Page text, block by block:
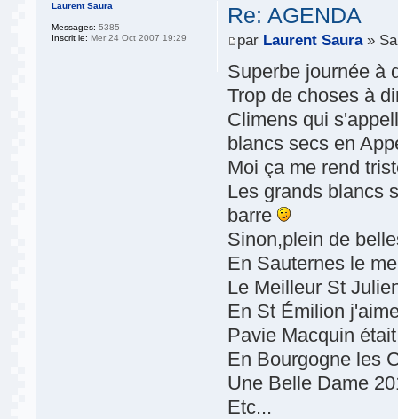
Re: AGENDA
par Laurent Saura»
Superbe journée à
Trop de choses à
Climens qui
blancs secs en
Moi ça me rend
Les grands blancs
barre
Sinon,plein de
En Sauternes le
Le Meilleur St
En St Émilion
Pavie Macquin
En Bourgogne les
Une Belle Dame
Etc...
Laurent Saura
Messages: 5385
Inscrit le: Mer 24 Oct 2007 19:29